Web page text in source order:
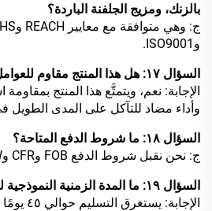
بالزنك، ومزيج الجلفنة الباردة؟
وISO9001.
السؤال ١٧: هل هذا المنتج مقاوم للعوامل الجوية والتعرُّض البيئي؟
الإجابة: نعم، ويتمتَّع هذا المنتج بمقاومة
وأداء مضاد للتآكل على المدى الطويل
السؤال ١٨: ما شروط الدفع المتاحة؟
ج: نحن نقبل شروط الدفع FOB وCFR وEXW.
السؤال ١٩: ما المدة الزمنية النموذجية للتسليم؟
الإجابة: